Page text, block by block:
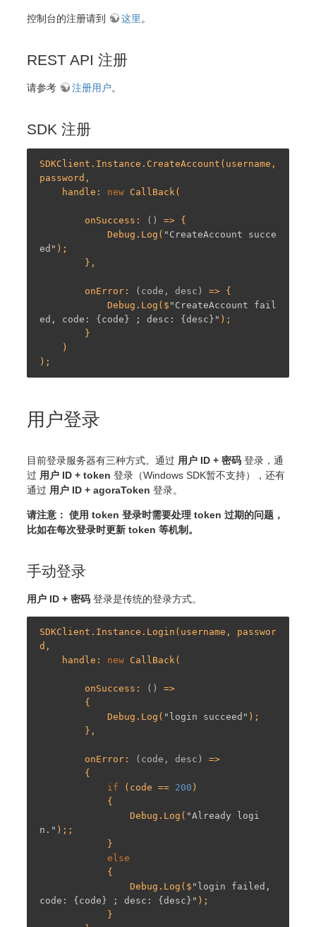
控制台的注册请到 这里。
REST API 注册
请参考 注册用户。
SDK 注册
SDKClient.Instance.CreateAccount(username,
password,
    handle:
new CallBack(
        onSuccess:
() => {
            Debug.Log(
"CreateAccount succe
ed" );
        onError:
(code, desc) => {
            Debug.Log($
"CreateAccount fail
ed, code: {code} ; desc: {desc}" );
用户登录
目前登录服务器有三种方式。通过 用户 ID + 密码 登录，通
过 用户 ID + token 登录（Windows SDK暂不支持），还有
通过 用户 ID + agoraToken 登录。
请注意： 使用 token 登录时需要处理 token 过期的问题，
比如在每次登录时更新 token 等机制。
手动登录
用户 ID + 密码 登录是传统的登录方式。
SDKClient.Instance.Login(username, passwor
d,
    handle:
new CallBack(
        onSuccess:
()
=>
            Debug.Log(
"login succeed" );
        onError:
(code, desc)
=>
if (code == 200 )
                Debug.Log(
"Already logi
n." );;
else
                Debug.Log($
"login failed,
code: {code} ; desc: {desc}" );